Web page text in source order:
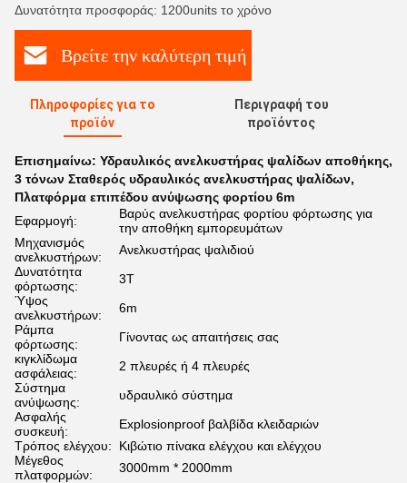
Δυνατότητα προσφοράς: 1200units το χρόνο
Βρείτε την καλύτερη τιμή
Πληροφορίες για το
προϊόν
Περιγραφή του
προϊόντος
Επισημαίνω: Υδραυλικός ανελκυστήρας ψαλίδων αποθήκης,
3 τόνων Σταθερός υδραυλικός ανελκυστήρας ψαλίδων,
Πλατφόρμα επιπέδου ανύψωσης φορτίου 6m
Εφαρμογή:
Βαρύς ανελκυστήρας φορτίου φόρτωσης για
την αποθήκη εμπορευμάτων
Μηχανισμός
ανελκυστήρων:
Ανελκυστήρας ψαλιδιού
Δυνατότητα
φόρτωσης:
3T
Ύψος
ανελκυστήρων:
6m
Ράμπα
φόρτωσης:
Γίνοντας ως απαιτήσεις σας
κιγκλίδωμα
ασφάλειας:
2 πλευρές ή 4 πλευρές
Σύστημα
ανύψωσης:
υδραυλικό σύστημα
Ασφαλής
συσκευή:
Explosionproof βαλβίδα κλειδαριών
Τρόπος ελέγχου:
Κιβώτιο πίνακα ελέγχου και ελέγχου
Μέγεθος
πλατφορμών:
3000mm * 2000mm